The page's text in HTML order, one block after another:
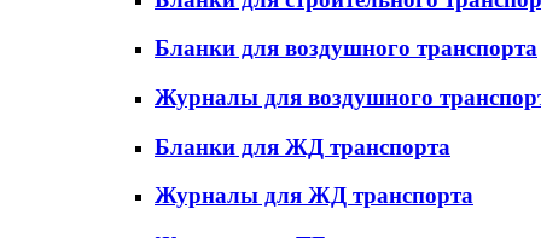
Бланки для воздушного транспорта
Журналы для воздушного
Бланки для ЖД транспорта
Журналы для ЖД транспорта